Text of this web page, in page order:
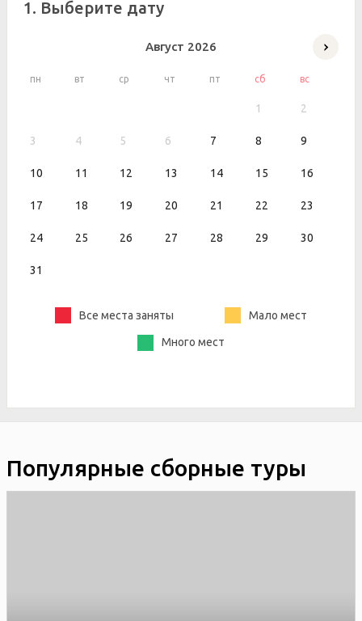
1. Выберите дату
Август 2026
пн вт ср чт пт сб вс
1 2
3 4 5 6 7 8 9
10 11 12 13 14 15 16
17 18 19 20 21 22 23
24 25 26 27 28 29 30
31
Все места заняты Мало мест
Много мест
Популярные сборные туры